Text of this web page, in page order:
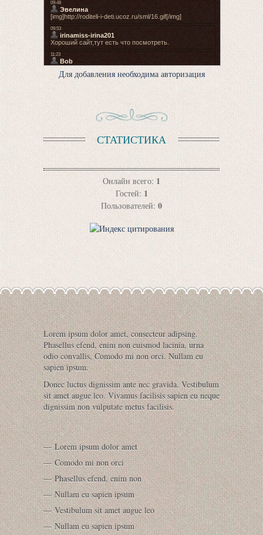
Для добавления необходима авторизация
СТАТИСТИКА
Онлайн всего: 1
Гостей: 1
Пользователей: 0
Lorem ipsum dolor amet, consecteur adipsing.
Phasellus efend, enim non euismod lacinia, urna
odio convallis, Comodo mi non orci. Nullam eu
sapien ipsum.
Donec luctus dignissim ante nec gravida. Vestibulum
sit amet augue leo. Vivamus facilisis sapien eu neque
dignissim non vulputate metus facilisis.
Lorem ipsum dolor amet
Comodo mi non orci
Phasellus efend, enim non
Nullam eu sapien ipsum
Vestibulum sit amet augue leo
Nullam eu sapien ipsum